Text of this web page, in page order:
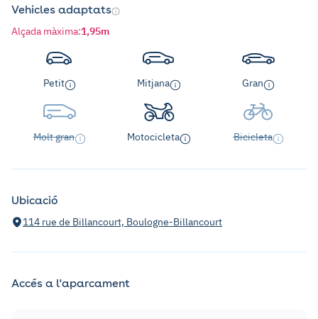
Vehicles adaptats
Alçada màxima:1,95m
Petit Mitjana Gran
Molt gran Motocicleta Bicicleta
Ubicació
114 rue de Billancourt, Boulogne-Billancourt
Accés a l'aparcament